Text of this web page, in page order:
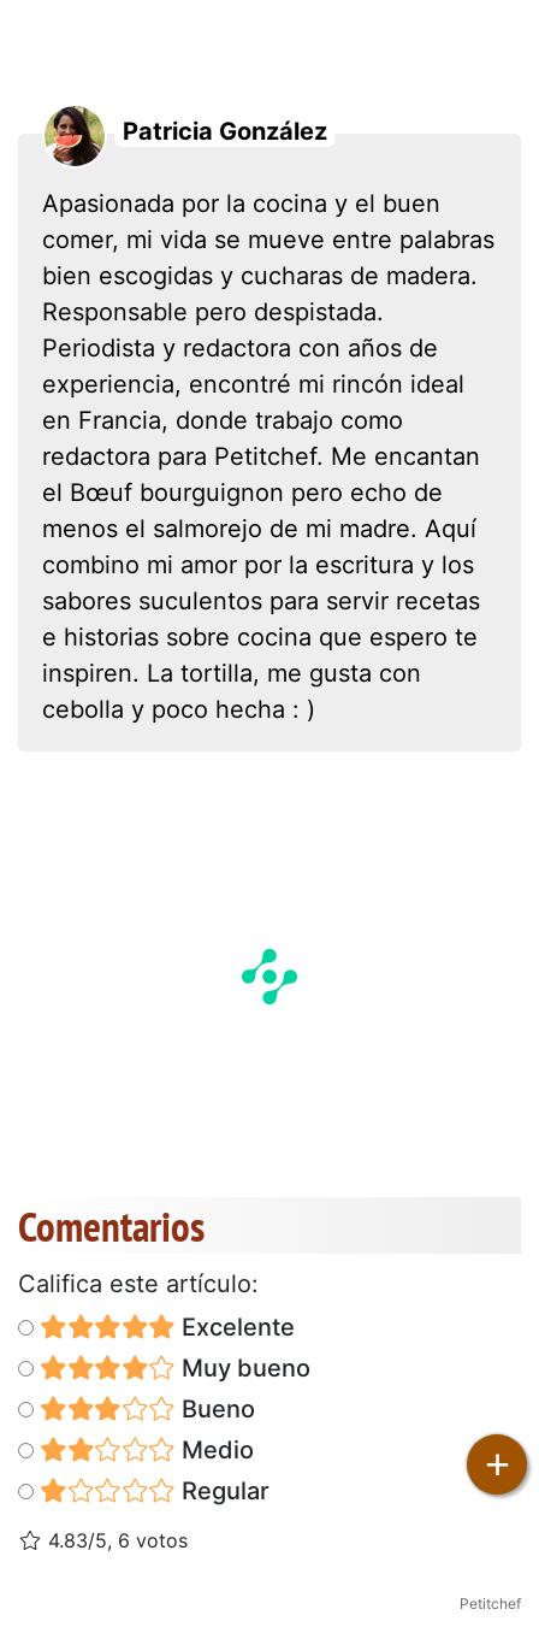
Patricia González
Apasionada por la cocina y el buen
comer, mi vida se mueve entre palabras
bien escogidas y cucharas de madera.
Responsable pero despistada.
Periodista y redactora con años de
experiencia, encontré mi rincón ideal
en Francia, donde trabajo como
redactora para Petitchef. Me encantan
el Bœuf bourguignon pero echo de
menos el salmorejo de mi madre. Aquí
combino mi amor por la escritura y los
sabores suculentos para servir recetas
e historias sobre cocina que espero te
inspiren. La tortilla, me gusta con
cebolla y poco hecha : )
Comentarios
Califica este artículo:
Excelente
Muy bueno
Bueno
Medio
Regular
4.83/5, 6 votos
Petitchef
+